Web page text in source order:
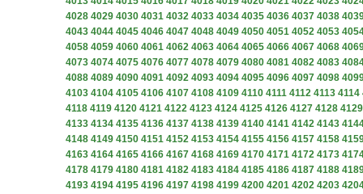
4028 4029 4030 4031 4032 4033 4034 4035 4036 4037 4038
4043 4044 4045 4046 4047 4048 4049 4050 4051 4052 4053
4058 4059 4060 4061 4062 4063 4064 4065 4066 4067 4068
4073 4074 4075 4076 4077 4078 4079 4080 4081 4082 4083
4088 4089 4090 4091 4092 4093 4094 4095 4096 4097 4098
4103 4104 4105 4106 4107 4108 4109 4110 4111 4112 4113 4114
4118 4119 4120 4121 4122 4123 4124 4125 4126 4127 4128 4129
4133 4134 4135 4136 4137 4138 4139 4140 4141 4142 4143
4148 4149 4150 4151 4152 4153 4154 4155 4156 4157 4158
4163 4164 4165 4166 4167 4168 4169 4170 4171 4172 4173
4178 4179 4180 4181 4182 4183 4184 4185 4186 4187 4188
4193 4194 4195 4196 4197 4198 4199 4200 4201 4202 4203